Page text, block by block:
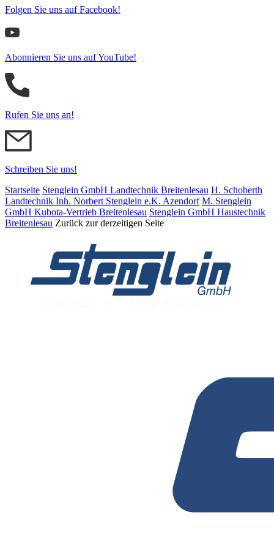
Folgen Sie uns auf Facebook!
Abonnieren Sie uns auf YouTube!
Rufen Sie uns an!
Schreiben Sie uns!
Startseite Stenglein GmbH Landtechnik Breitenlesau H. Schoberth
Land­tech­nik Inh. Norbert Stenglein e.K. Azendorf M. Stenglein
GmbH Kubota-Vertrieb Breitenlesau Stenglein GmbH Haustechnik
Breitenlesau Zurück zur derzeitigen Seite